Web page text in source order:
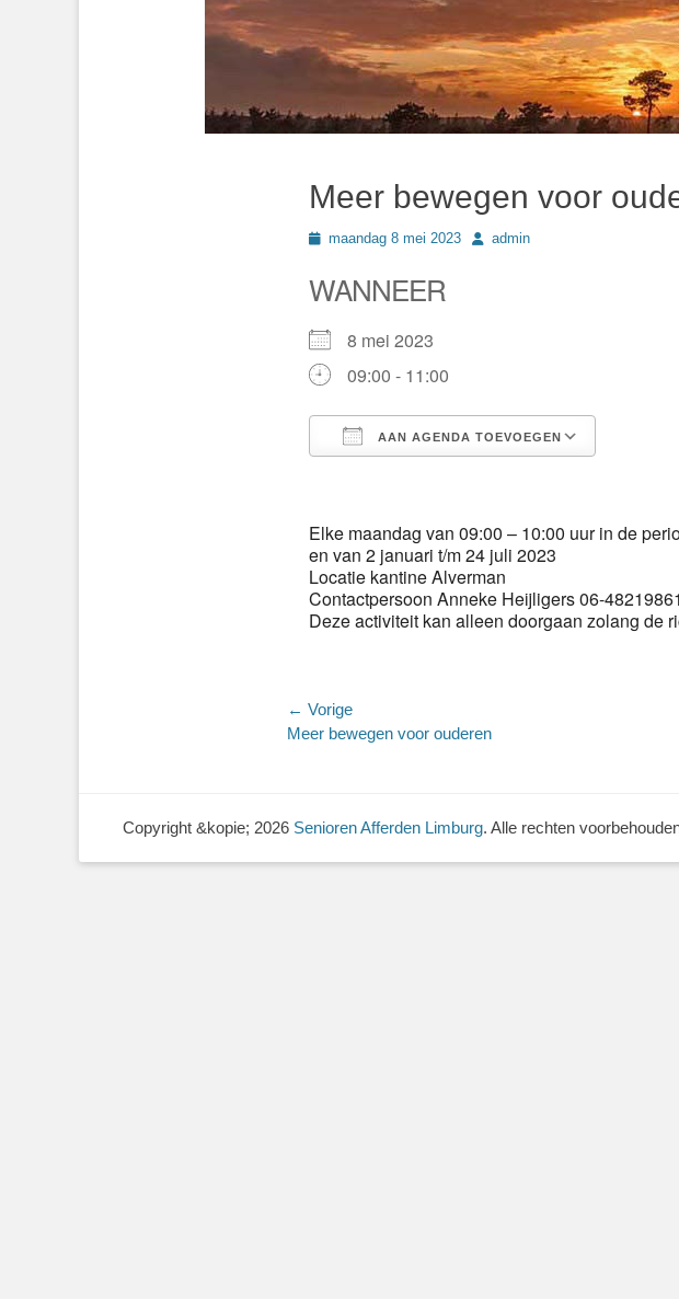
Meer bewegen voor
Geplaatst
maandag 8 mei 2023 Authoradmin
WANNEER
8 mei 2023
09:00 - 11:00
AAN AGENDA TOEVOEGEN
Elke maandag van 09:00 – 10:00 uur in de
en van 2 januari t/m 24 juli 2023
Locatie kantine Alverman
Contactpersoon Anneke Heijligers 06-
Deze activiteit kan alleen doorgaan zolang de
Bericht
navigatie
← Vorige
Vorig
Meer bewegen voor ouderen
Copyright &kopie; 2026 Senioren Afferden Limburg. Alle rechten